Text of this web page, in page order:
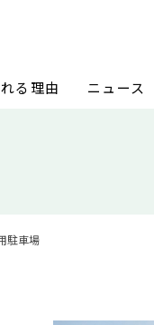
る理由 ニュース
駐車場